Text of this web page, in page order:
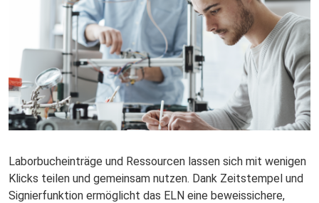
Laborbucheinträge und Ressourcen lassen sich mit wenigen
Klicks teilen und gemeinsam nutzen. Dank Zeitstempel und
Signierfunktion ermöglicht das ELN eine beweissichere,